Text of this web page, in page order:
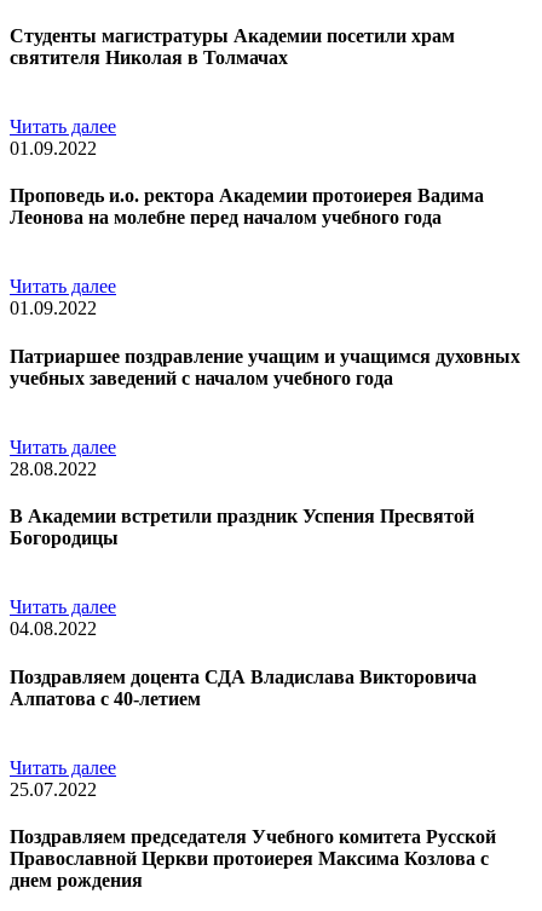
Студенты магистратуры Академии посетили храм
святителя Николая в Толмачах
Читать далее
01.09.2022
Проповедь и.о. ректора Академии протоиерея Вадима
Леонова на молебне перед началом учебного года
Читать далее
01.09.2022
Патриаршее поздравление учащим и учащимся духовных
учебных заведений с началом учебного года
Читать далее
28.08.2022
В Академии встретили праздник Успения Пресвятой
Богородицы
Читать далее
04.08.2022
Поздравляем доцента СДА Владислава Викторовича
Алпатова с 40-летием
Читать далее
25.07.2022
Поздравляем председателя Учебного комитета Русской
Православной Церкви протоиерея Максима Козлова с
днем рождения